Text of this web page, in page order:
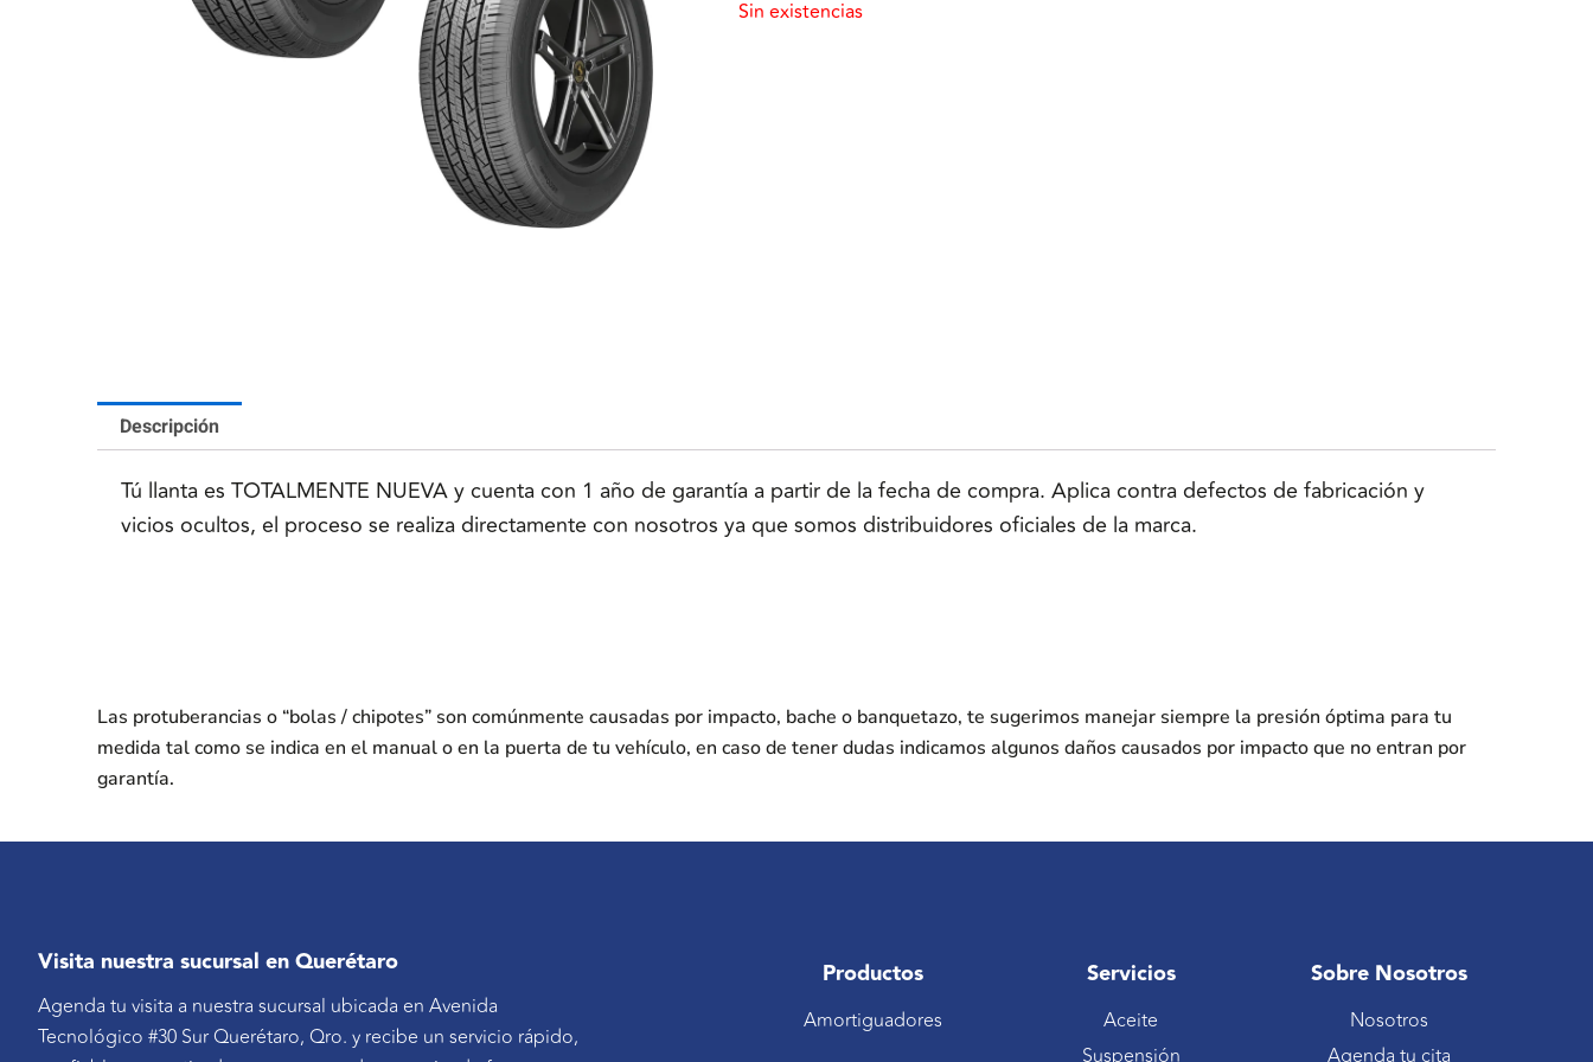
Sin existencias
Descripción
Tú llanta es TOTALMENTE NUEVA y cuenta con 1 año de garantía a partir de la fecha de compra. Aplica contra defectos de fabricación y
vicios ocultos, el proceso se realiza directamente con nosotros ya que somos distribuidores oficiales de la marca.
Las protuberancias o “bolas / chipotes” son comúnmente causadas por impacto, bache o banquetazo, te sugerimos manejar siempre la presión óptima para tu
medida tal como se indica en el manual o en la puerta de tu vehículo, en caso de tener dudas indicamos algunos daños causados por impacto que no entran por
garantía.
Visita nuestra sucursal en Querétaro
Agenda tu visita a nuestra sucursal ubicada en Avenida
Tecnológico #30 Sur Querétaro, Qro. y recibe un servicio rápido,
Productos
Amortiguadores
Servicios
Aceite
Suspensión
Sobre Nosotros
Nosotros
Agenda tu cita